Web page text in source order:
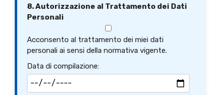
8. Autorizzazione al Trattamento dei Dati
Personali
Acconsento al trattamento dei miei dati
personali ai sensi della normativa vigente.
Data di compilazione: